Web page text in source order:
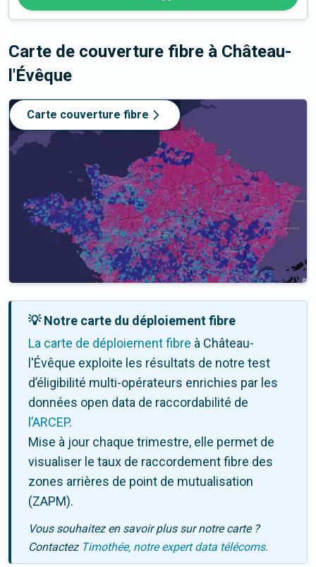
Carte de couverture fibre à Château-
l'Évêque
Carte couverture fibre
💡 Notre carte du déploiement fibre
La carte de déploiement fibre à Château-
l'Évêque exploite les résultats de notre test
d’éligibilité multi-opérateurs enrichies par les
données open data de raccordabilité de
l’ARCEP.
Mise à jour chaque trimestre, elle permet de
visualiser le taux de raccordement fibre des
zones arrières de point de mutualisation
(ZAPM).
Vous souhaitez en savoir plus sur notre carte ?
Contactez Timothée, notre expert data télécoms.